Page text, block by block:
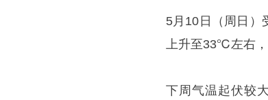
5月10日（周日）
上升至33℃左右，
下周气温起伏较